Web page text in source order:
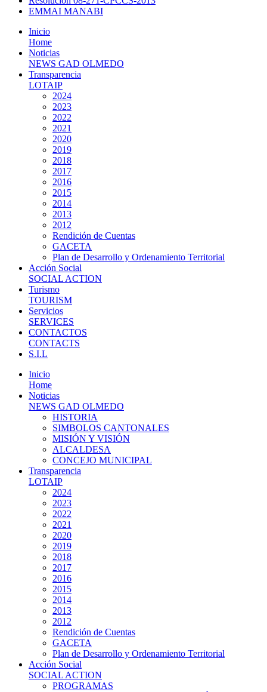
EMMAI MANABI
Inicio
Home
Noticias
NEWS GAD OLMEDO
Transparencia
LOTAIP
2024
2023
2022
2021
2020
2019
2018
2017
2016
2015
2014
2013
2012
Rendición de Cuentas
GACETA
Plan de Desarrollo y Ordenamiento Territorial
Acción Social
SOCIAL ACTION
Turismo
TOURISM
Servicios
SERVICES
CONTACTOS
CONTACTS
S.I.L
Inicio
Home
Noticias
NEWS GAD OLMEDO
HISTORIA
SIMBOLOS CANTONALES
MISIÓN Y VISIÓN
ALCALDESA
CONCEJO MUNICIPAL
Transparencia
LOTAIP
2024
2023
2022
2021
2020
2019
2018
2017
2016
2015
2014
2013
2012
Rendición de Cuentas
GACETA
Plan de Desarrollo y Ordenamiento Territorial
Acción Social
SOCIAL ACTION
PROGRAMAS